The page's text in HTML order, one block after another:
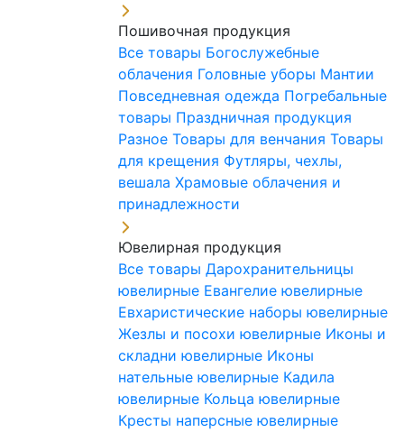
Пошивочная продукция
Все товары Богослужебные
облачения Головные уборы Мантии
Повседневная одежда Погребальные
товары Праздничная продукция
Разное Товары для венчания Товары
для крещения Футляры, чехлы,
вешала Храмовые облачения и
принадлежности
Ювелирная продукция
Все товары Дарохранительницы
ювелирные Евангелие ювелирные
Евхаристические наборы ювелирные
Жезлы и посохи ювелирные Иконы и
складни ювелирные Иконы
нательные ювелирные Кадила
ювелирные Кольца ювелирные
Кресты наперсные ювелирные